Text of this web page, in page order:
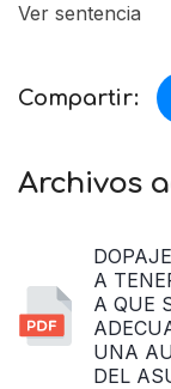
Ver sentencia
Compartir:
Archivos
A
A QUE
UNA
DEL